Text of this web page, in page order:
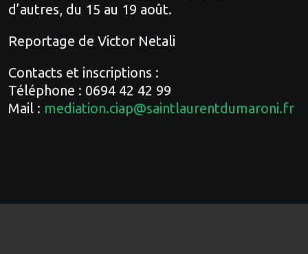
d’autres, du 15 au 19 août.
Reportage de Victor Netali
Contacts et inscriptions :
Téléphone : 0694 42 42 99
Mail : mediation.ciap@saintlaurentdumaroni.fr